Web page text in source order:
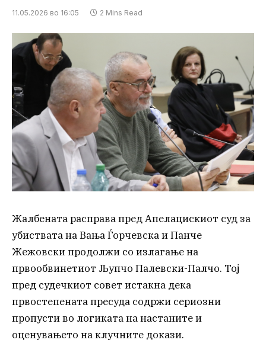
11.05.2026 во 16:05 2 Mins Read
Жалбената расправа пред Апелацискиот суд за
убиствата на Вања Ѓорчевска и Панче
Жежовски продолжи со излагање на
првообвинетиот Љупчо Палевски-Палчо. Тој
пред судечкиот совет истакна дека
првостепената пресуда содржи сериозни
пропусти во логиката на настаните и
оценувањето на клучните докази.